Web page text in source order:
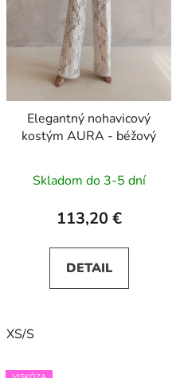
Elegantný nohavicový
kostým AURA - béžový
Skladom do 3-5 dní
113,20 €
DETAIL
XS/S